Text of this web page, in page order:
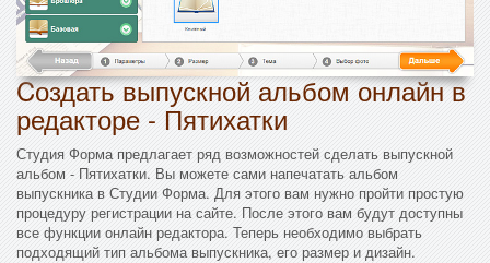
Cоздать выпускной альбом онлайн в
редакторе - Пятихатки
Студия Форма предлагает ряд возможностей сделать выпускной
альбом - Пятихатки. Вы можете сами напечатать альбом
выпускника в Студии Форма. Для этого вам нужно пройти простую
процедуру регистрации на сайте. После этого вам будут доступны
все функции онлайн редактора. Теперь необходимо выбрать
подходящий тип альбома выпускника, его размер и дизайн.